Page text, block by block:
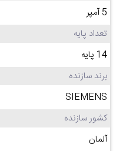
5 آمپر
تعداد پایه
14 پایه
برند سازنده
SIEMENS
کشور سازنده
آلمان